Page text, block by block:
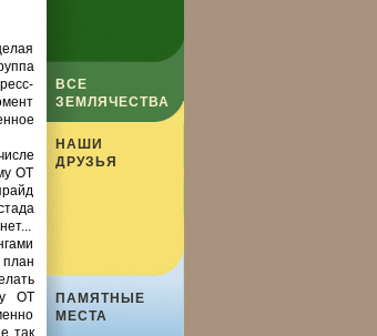
ОТ
ОТ
так
ВСЕ
ЗЕМЛЯЧЕСТВА
НАШИ
ДРУЗЬЯ
ПАМЯТНЫЕ
МЕСТА